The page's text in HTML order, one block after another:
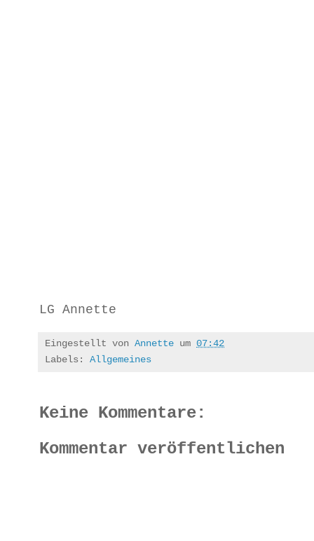
LG Annette
Eingestellt von Annette um 07:42
Labels: Allgemeines
Keine Kommentare:
Kommentar veröffentlichen